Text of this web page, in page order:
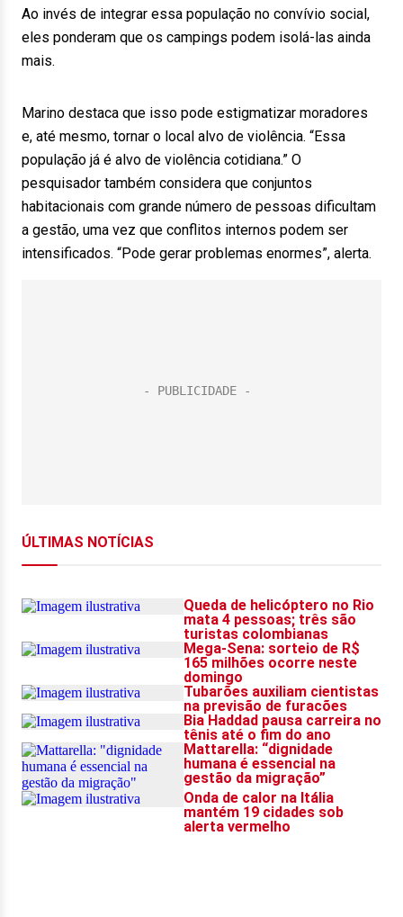
Ao invés de integrar essa população no convívio social,
eles ponderam que os campings podem isolá-las ainda
mais.
Marino destaca que isso pode estigmatizar moradores
e, até mesmo, tornar o local alvo de violência. “Essa
população já é alvo de violência cotidiana.” O
pesquisador também considera que conjuntos
habitacionais com grande número de pessoas dificultam
a gestão, uma vez que conflitos internos podem ser
intensificados. “Pode gerar problemas enormes”, alerta.